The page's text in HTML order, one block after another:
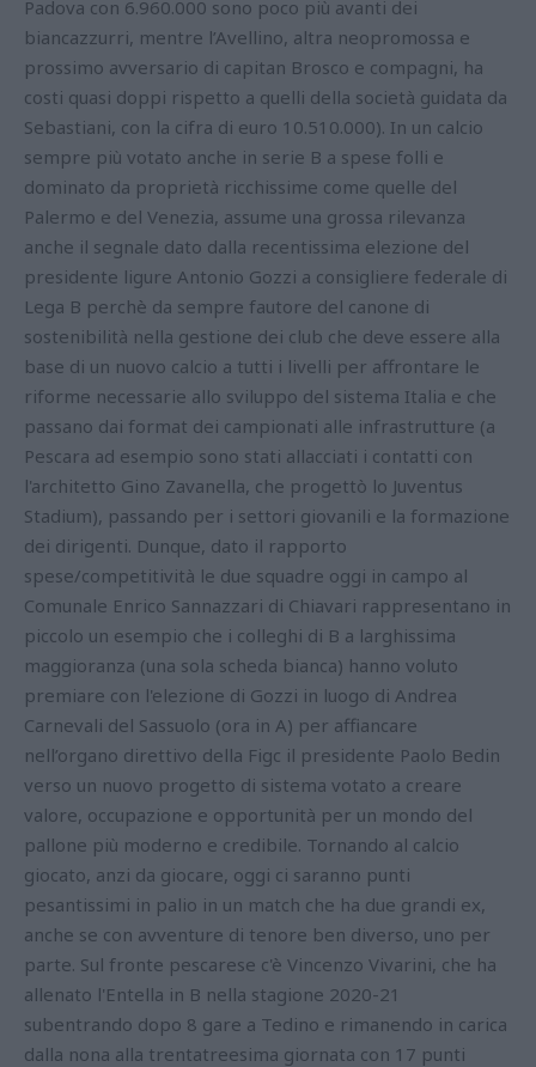
Padova con 6.960.000 sono poco più avanti dei
biancazzurri, mentre l’Avellino, altra neopromossa e
prossimo avversario di capitan Brosco e compagni, ha
costi quasi doppi rispetto a quelli della società guidata da
Sebastiani, con la cifra di euro 10.510.000). In un calcio
sempre più votato anche in serie B a spese folli e
dominato da proprietà ricchissime come quelle del
Palermo e del Venezia, assume una grossa rilevanza
anche il segnale dato dalla recentissima elezione del
presidente ligure Antonio Gozzi a consigliere federale di
Lega B perchè da sempre fautore del canone di
sostenibilità nella gestione dei club che deve essere alla
base di un nuovo calcio a tutti i livelli per affrontare le
riforme necessarie allo sviluppo del sistema Italia e che
passano dai format dei campionati alle infrastrutture (a
Pescara ad esempio sono stati allacciati i contatti con
l'architetto Gino Zavanella, che progettò lo Juventus
Stadium), passando per i settori giovanili e la formazione
dei dirigenti. Dunque, dato il rapporto
spese/competitività le due squadre oggi in campo al
Comunale Enrico Sannazzari di Chiavari rappresentano in
piccolo un esempio che i colleghi di B a larghissima
maggioranza (una sola scheda bianca) hanno voluto
premiare con l'elezione di Gozzi in luogo di Andrea
Carnevali del Sassuolo (ora in A) per affiancare
nell’organo direttivo della Figc il presidente Paolo Bedin
verso un nuovo progetto di sistema votato a creare
valore, occupazione e opportunità per un mondo del
pallone più moderno e credibile. Tornando al calcio
giocato, anzi da giocare, oggi ci saranno punti
pesantissimi in palio in un match che ha due grandi ex,
anche se con avventure di tenore ben diverso, uno per
parte. Sul fronte pescarese c'è Vincenzo Vivarini, che ha
allenato l'Entella in B nella stagione 2020-21
subentrando dopo 8 gare a Tedino e rimanendo in carica
dalla nona alla trentatreesima giornata con 17 punti